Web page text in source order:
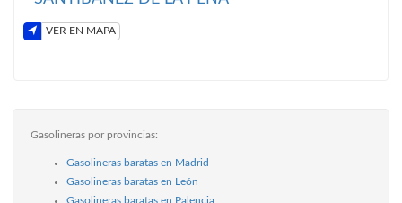
VER EN MAPA
Gasolineras por provincias:
Gasolineras baratas en Madrid
Gasolineras baratas en León
Gasolineras baratas en Palencia